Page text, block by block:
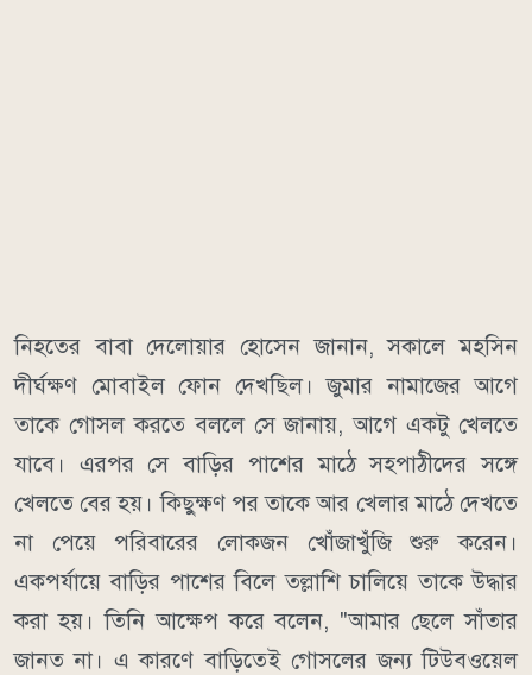
নিহতের বাবা দেলোয়ার হোসেন জানান, সকালে মহসিন
দীর্ঘক্ষণ মোবাইল ফোন দেখছিল। জুমার নামাজের আগে
তাকে গোসল করতে বললে সে জানায়, আগে একটু খেলতে
যাবে। এরপর সে বাড়ির পাশের মাঠে সহপাঠীদের সঙ্গে
খেলতে বের হয়। কিছুক্ষণ পর তাকে আর খেলার মাঠে দেখতে
না পেয়ে পরিবারের লোকজন খোঁজাখুঁজি শুরু করেন।
একপর্যায়ে বাড়ির পাশের বিলে তল্লাশি চালিয়ে তাকে উদ্ধার
করা হয়। তিনি আক্ষেপ করে বলেন, "আমার ছেলে সাঁতার
জানত না। এ কারণে বাড়িতেই গোসলের জন্য টিউবওয়েল